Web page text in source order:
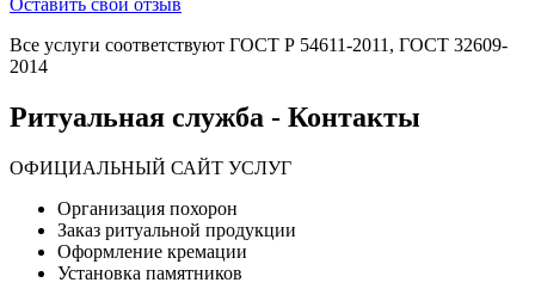
Все услуги соответствуют ГОСТ Р 54611-2011, ГОСТ 32609-
2014
Ритуальная служба - Контакты
ОФИЦИАЛЬНЫЙ САЙТ УСЛУГ
Организация похорон
Заказ ритуальной продукции
Оформление кремации
Установка памятников